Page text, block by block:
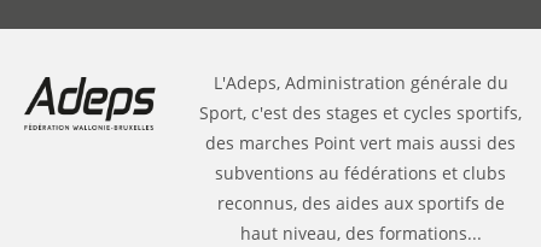
L'Adeps, Administration générale du
Sport, c'est des stages et cycles sportifs,
des marches Point vert mais aussi des
subventions au fédérations et clubs
reconnus, des aides aux sportifs de
haut niveau, des formations...